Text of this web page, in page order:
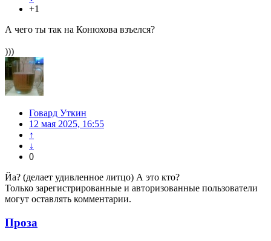
+1
А чего ты так на Конюхова взъелся?
)))
Говард Уткин
12 мая 2025, 16:55
↑
↓
0
Йа? (делает удивленное литцо) А это кто?
Только зарегистрированные и авторизованные пользователи
могут оставлять комментарии.
Проза